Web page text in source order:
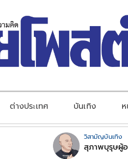
ต่างประเทศ บันเทิง
วิสามัญบันเทิง
สุภาพบุรุษผู้อ